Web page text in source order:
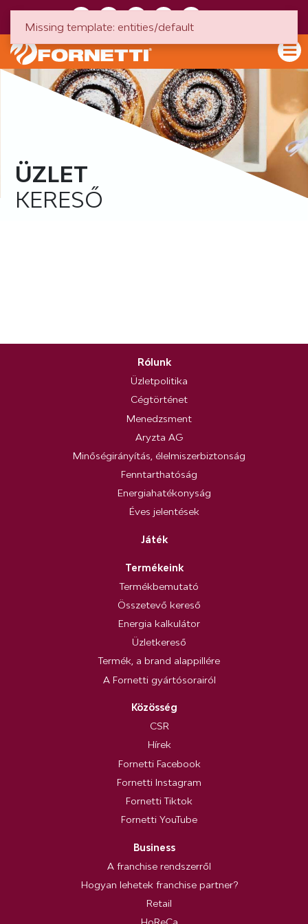
ÜZLET
KERESŐ
Rólunk
Üzletpolitika
Cégtörténet
Menedzsment
Aryzta AG
Minőségirányítás, élelmiszerbiztonság
Fenntarthatóság
Energiahatékonyság
Éves jelentések
Játék
Termékeink
Termékbemutató
Összetevő kereső
Energia kalkulátor
Üzletkereső
Termék, a brand alappillére
A Fornetti gyártósorairól
Közösség
CSR
Hírek
Fornetti Facebook
Fornetti Instagram
Fornetti Tiktok
Fornetti YouTube
Business
A franchise rendszerről
Hogyan lehetek franchise partner?
Retail
Missing template: entities/default